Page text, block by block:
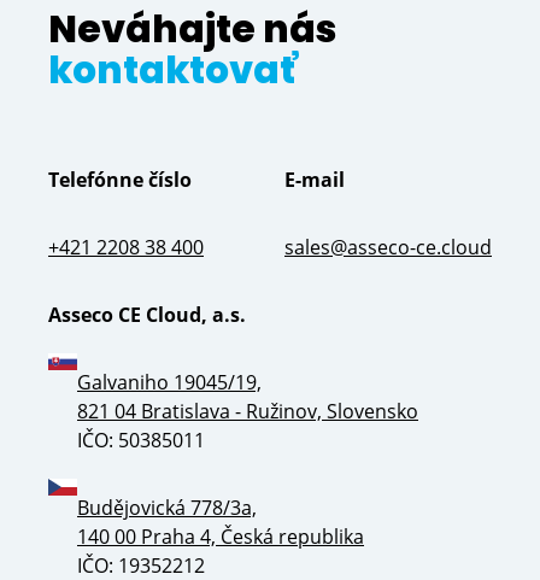
Neváhajte nás
kontaktovať
Telefónne číslo
+421 2208 38 400
E-mail
sales@asseco-ce.cloud
Asseco CE Cloud, a.s.
Galvaniho 19045/19,
821 04 Bratislava - Ružinov, Slovensko
IČO: 50385011
Budějovická 778/3a,
140 00 Praha 4, Česká republika
IČO: 19352212